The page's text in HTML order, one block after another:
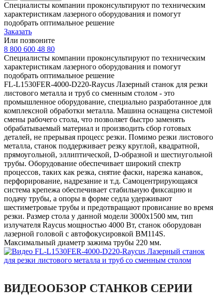
Специалисты компании проконсультируют по техническим
характеристикам лазерного оборудования и помогут
подобрать оптимальное решение
Заказать
Или позвоните
8 800 600 48 80
Специалисты компании проконсультируют по техническим
характеристикам лазерного оборудования и помогут
подобрать оптимальное решение
FL-L1530FER-4000-D220-Raycus Лазерный станок для резки
листового металла и труб со сменным столом - это
промышленное оборудование, специально разработанное для
комплексной обработки металла. Машина оснащена системой
смены рабочего стола, что позволяет быстро заменять
обрабатываемый материал и производить сбор готовых
деталей, не прерывая процесс резки. Помимо резки листового
металла, станок поддерживает резку круглой, квадратной,
прямоугольной, эллиптической, D-образной и шестиугольной
трубы. Оборудование обеспечивает широкий спектр
процессов, таких как резка, снятие фаски, нарезка канавок,
перфорирование, надрезание и т.д. Самоцентрирующаяся
система крепежа обеспечивает стабильную фиксацию и
подачу трубы, а опоры в форме седла удерживают
шестиметровые трубы и предотвращают провисание во время
резки. Размер стола у данной модели 3000x1500 мм, тип
излучателя Raycus мощностью 4000 Вт, станок оборудован
лазерной головой с автофокусировкой BM114S.
Максимальный диаметр зажима трубы 220 мм.
ВИДЕООБЗОР СТАНКОВ СЕРИИ